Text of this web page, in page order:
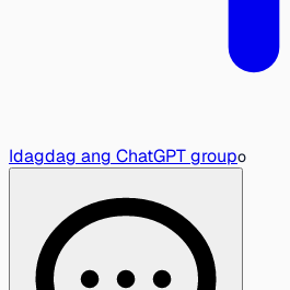
Idagdag ang ChatGPT groupo